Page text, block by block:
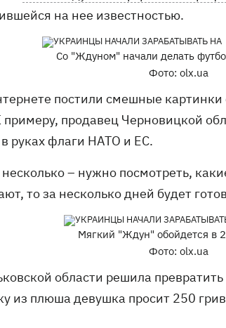
на нее известностью.
Со "Ждуном" начали делать
Фото: olx.ua
постили смешные
примеру, продавец Черновицкой
руках флаги НАТО и ЕС.
несколько – нужно посмотреть,
то за несколько дней будет
Мягкий "Ждун" обойдется в
Фото: olx.ua
области решила
из плюша девушка просит 250